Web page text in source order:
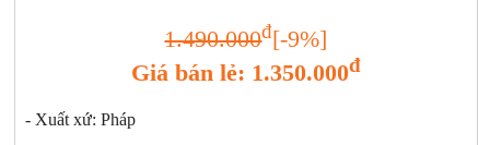
Cushion | BB cream | CC cream
1.490.000đ[-9%]
Giá bán lẻ: 1.350.000đ
- Xuất xứ: Pháp